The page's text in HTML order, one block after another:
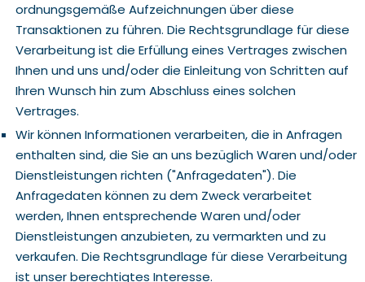
ordnungsgemäße Aufzeichnungen über diese
Transaktionen zu führen. Die Rechtsgrundlage für diese
Verarbeitung ist die Erfüllung eines Vertrages zwischen
Ihnen und uns und/oder die Einleitung von Schritten auf
Ihren Wunsch hin zum Abschluss eines solchen
Vertrages.
Wir können Informationen verarbeiten, die in Anfragen
enthalten sind, die Sie an uns bezüglich Waren und/oder
Dienstleistungen richten ("Anfragedaten"). Die
Anfragedaten können zu dem Zweck verarbeitet
werden, Ihnen entsprechende Waren und/oder
Dienstleistungen anzubieten, zu vermarkten und zu
verkaufen. Die Rechtsgrundlage für diese Verarbeitung
ist unser berechtigtes Interesse.